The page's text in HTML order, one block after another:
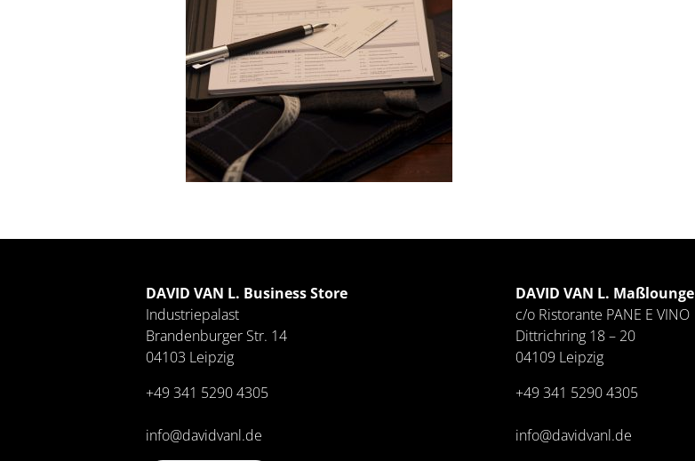
DAVID VAN L. Business Store
Industriepalast
Brandenburger Str. 14
04103 Leipzig
+49 341 5290 4305
info@davidvanl.de
DAVID VAN L. Maßlounge
c/o Ristorante PANE E VINO
Dittrichring 18 – 20
04109 Leipzig
+49 341 5290 4305
info@davidvanl.de